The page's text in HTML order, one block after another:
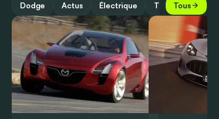
Dodge Actus Électrique Technologie
Tous